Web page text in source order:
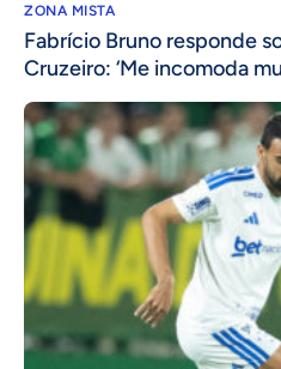
ZONA MISTA
Fabrício Bruno responde
Cruzeiro: ‘Me incomoda